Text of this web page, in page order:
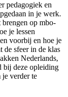
pedagogiek en
in je werk.
brengen op mbo-
je lessen
voorbij en hoe je
de sfeer in de klas
Nederlands,
bij deze opleiding
je verder te